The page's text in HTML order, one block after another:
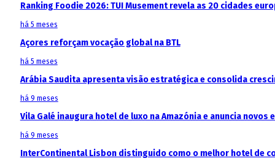
Ranking Foodie 2026: TUI Musement revela as 20 cidades
há 5 meses
Açores reforçam vocação global na BTL
há 5 meses
Arábia Saudita apresenta visão estratégica e consolida
há 9 meses
Vila Galé inaugura hotel de luxo na Amazónia e anuncia
há 9 meses
InterContinental Lisbon distinguido como o melhor hotel de